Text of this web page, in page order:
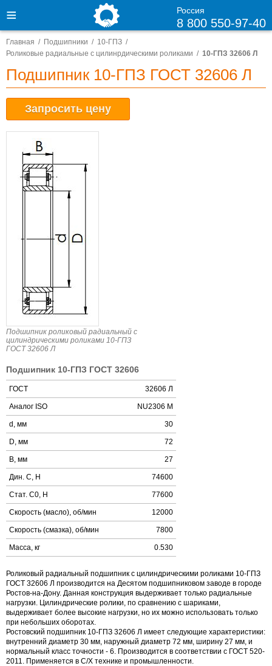
Главная Подшипники
10-ГПЗ
Роликовые радиальные с цилинрдическими роликами
10-ГПЗ 32606 Л
Подшипник 10-ГПЗ ГОСТ 32606 Л
Запросить цену
Подшипник роликовый радиальный с
цилиндрическими роликами 10-ГПЗ
ГОСТ 32606 Л
Подшипник 10-ГПЗ ГОСТ 32606
ГОСТ 32606 Л
Аналог ISO NU2306 M
d, мм 30
D, мм 72
B, мм 27
Дин. C, Н 74600
Стат. C0, Н 77600
Скорость (масло), об/мин 12000
Скорость (смазка), об/мин 7800
Масса, кг 0.530
Роликовый радиальный подшипник с цилиндрическими роликами 10-ГПЗ
ГОСТ 32606 Л производится на Десятом подшипниковом заводе в городе
Ростов-на-Дону. Данная конструкция выдерживает только радиальные
нагрузки. Цилиндрические ролики, по сравнению с шариками,
выдерживает более высокие нагрузки, но их можно использовать только
при небольших оборотах.
Ростовский подшипник 10-ГПЗ 32606 Л имеет следующие характеристики:
внутренний диаметр 30 мм, наружный диаметр 72 мм, ширину 27 мм, и
нормальный класс точности - 6. Производится в соответствии с ГОСТ 520-
2011. Применяется в С/Х технике и промышленности.
Россия
8 800 550-97-40